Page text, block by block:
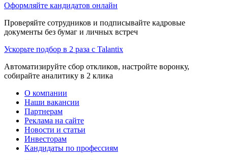
Оформляйте кандидатов онлайн
Проверяйте сотрудников и подписывайте кадровые
документы без бумаг и личных встреч
Ускорьте подбор в 2 раза с Talantix
Автоматизируйте сбор откликов, настройте воронку,
собирайте аналитику в 2 клика
О компании
Наши вакансии
Партнерам
Реклама на сайте
Новости и статьи
Инвесторам
Кандидаты по профессиям